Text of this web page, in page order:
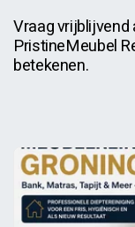
Vraag vrijblijvend
PristineMeubel
betekenen.